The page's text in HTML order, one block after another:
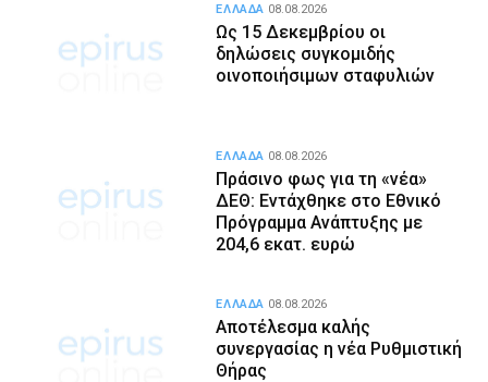
Ως 15 Δεκεμβρίου οι
δηλώσεις συγκομιδής
οινοποιήσιμων σταφυλιών
ΕΛΛΑΔΑ 08.08.2026
Πράσινο φως για τη «νέα»
ΔΕΘ: Εντάχθηκε στο Εθνικό
Πρόγραμμα Ανάπτυξης με
204,6 εκατ. ευρώ
ΕΛΛΑΔΑ 08.08.2026
Αποτέλεσμα καλής
συνεργασίας η νέα Ρυθμιστική
Θήρας
ΕΛΛΑΔΑ 08.08.2026